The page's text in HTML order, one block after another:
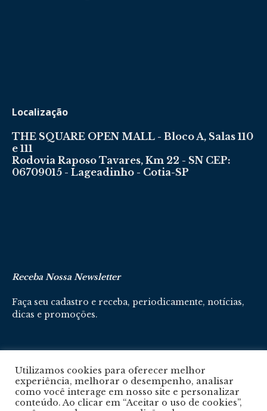
Localização
THE SQUARE OPEN MALL - Bloco A, Salas 110
e 111
Rodovia Raposo Tavares, Km 22 - SN CEP:
06709015 - Lageadinho - Cotia-SP
Receba Nossa Newsletter
Faça seu cadastro e receba, periodicamente, notícias,
dicas e promoções.
Cadastre-se aqui
Utilizamos cookies para oferecer melhor
experiência, melhorar o desempenho, analisar
como você interage em nosso site e personalizar
conteúdo. Ao clicar em “Aceitar o uso de cookies”,